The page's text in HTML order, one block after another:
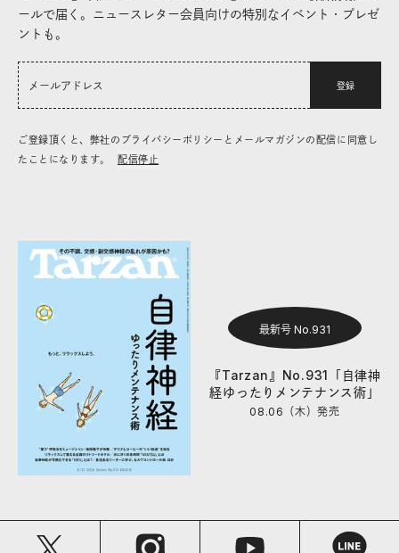
ールで届く。ニュースレター会員向けの特別なイベント・プレゼ
ントも。
登録
ご登録頂くと、弊社のプライバシーポリシーとメールマガジンの配信に同意し
たことになります。
配信停止
最新号 No.931
『Tarzan』No.931「自律神
経ゆったりメンテナンス術」
08.06（木）発売